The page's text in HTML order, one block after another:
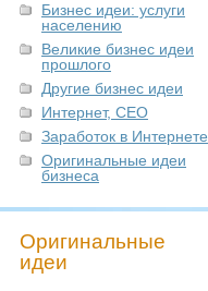
Бизнес идеи: услуги
населению
Великие бизнес идеи
прошлого
Другие бизнес идеи
Интернет, СЕО
Заработок в Интернете
Оригинальные идеи
бизнеса
Оригинальные
идеи